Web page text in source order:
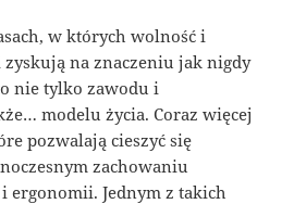
w których wolność i
na znaczeniu jak nigdy
nie tylko zawodu i
modelu życia. Coraz więcej
pozwalają cieszyć się
zachowaniu
ergonomii. Jednym z takich